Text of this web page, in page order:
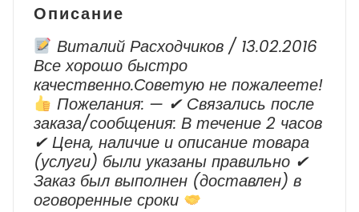
Описание
Виталий Расходчиков / 13.02.2016
Все хорошо быстро
качественно.Советую не пожалеете!
Пожелания: — ✔ Cвязались после
заказа/сообщения: В течение 2 часов
✔ Цена, наличие и описание товара
(услуги) были указаны правильно ✔
Заказ был выполнен (доставлен) в
оговоренные сроки